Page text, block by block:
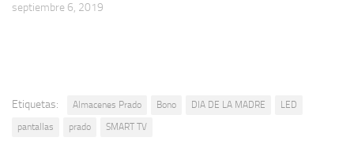
septiembre 6, 2019
Etiquetas: Almacenes Prado Bono DIA DE LA MADRE
LED
pantallas
prado SMART TV